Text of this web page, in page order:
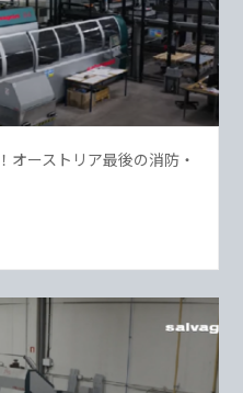
オーストリア最後の消防・